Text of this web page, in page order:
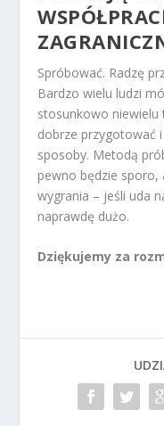
Spróbować. Radzę
Bardzo wielu ludzi
stosunkowo
dobrze przygotować
sposoby. Metodą
pewno będzie
wygrania – jeśli uda
naprawdę dużo.
Dziękujemy za